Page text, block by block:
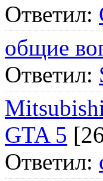
Ответил:
общие
Ответил:
GTA 5
Ответил: